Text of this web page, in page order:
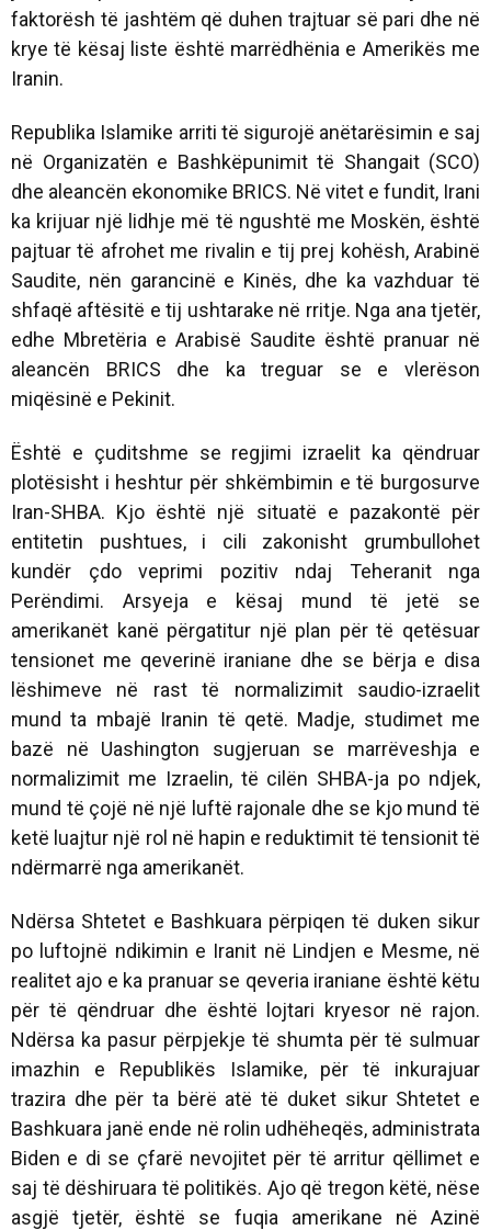
faktorësh të jashtëm që duhen trajtuar së pari dhe në
krye të kësaj liste është marrëdhënia e Amerikës me
Iranin.
Republika Islamike arriti të sigurojë anëtarësimin e saj
në Organizatën e Bashkëpunimit të Shangait (SCO)
dhe aleancën ekonomike BRICS. Në vitet e fundit, Irani
ka krijuar një lidhje më të ngushtë me Moskën, është
pajtuar të afrohet me rivalin e tij prej kohësh, Arabinë
Saudite, nën garancinë e Kinës, dhe ka vazhduar të
shfaqë aftësitë e tij ushtarake në rritje. Nga ana tjetër,
edhe Mbretëria e Arabisë Saudite është pranuar në
aleancën BRICS dhe ka treguar se e vlerëson
miqësinë e Pekinit.
Është e çuditshme se regjimi izraelit ka qëndruar
plotësisht i heshtur për shkëmbimin e të burgosurve
Iran-SHBA. Kjo është një situatë e pazakontë për
entitetin pushtues, i cili zakonisht grumbullohet
kundër çdo veprimi pozitiv ndaj Teheranit nga
Perëndimi. Arsyeja e kësaj mund të jetë se
amerikanët kanë përgatitur një plan për të qetësuar
tensionet me qeverinë iraniane dhe se bërja e disa
lëshimeve në rast të normalizimit saudio-izraelit
mund ta mbajë Iranin të qetë. Madje, studimet me
bazë në Uashington sugjeruan se marrëveshja e
normalizimit me Izraelin, të cilën SHBA-ja po ndjek,
mund të çojë në një luftë rajonale dhe se kjo mund të
ketë luajtur një rol në hapin e reduktimit të tensionit të
ndërmarrë nga amerikanët.
Ndërsa Shtetet e Bashkuara përpiqen të duken sikur
po luftojnë ndikimin e Iranit në Lindjen e Mesme, në
realitet ajo e ka pranuar se qeveria iraniane është këtu
për të qëndruar dhe është lojtari kryesor në rajon.
Ndërsa ka pasur përpjekje të shumta për të sulmuar
imazhin e Republikës Islamike, për të inkurajuar
trazira dhe për ta bërë atë të duket sikur Shtetet e
Bashkuara janë ende në rolin udhëheqës, administrata
Biden e di se çfarë nevojitet për të arritur qëllimet e
saj të dëshiruara të politikës. Ajo që tregon këtë, nëse
asgjë tjetër, është se fuqia amerikane në Azinë